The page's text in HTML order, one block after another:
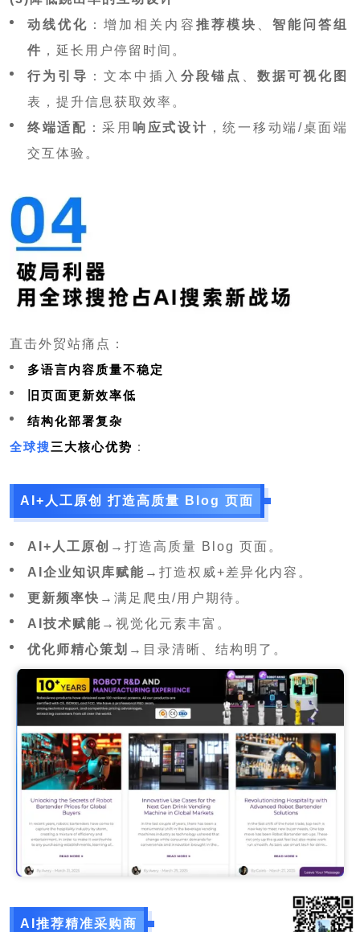
动线优化 ：增加相关内容 推荐模块
智能问答组
件 ，延长用户停留时间。
行为引导 ：文本中插入 分段锚点
数据可视化图
表，提升信息获取效率。
终端适配 ：采用 响应式设计 ，统一移动端/桌面端
交互体验。
直击外贸站痛点：
多语言内容质量不稳定
旧页面更新效率低
结构化部署复杂
全球搜 三大核心优势 ：
AI+人工原创 打造高质量 Blog 页面
AI+人工原创 →打造高质量 Blog 页面。
AI企业知识库赋能 →打造权威+差异化内容。
更新频率快 →满足爬虫/用户期待。
AI技术赋能 →视觉化元素丰富。
优化师精心策划 →目录清晰、结构明了。
AI推荐精准采购商